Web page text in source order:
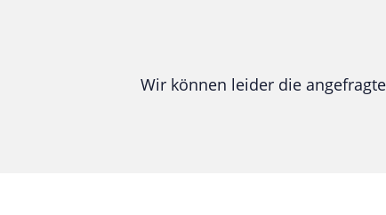
Computer & Elektronik
Wir können leider die